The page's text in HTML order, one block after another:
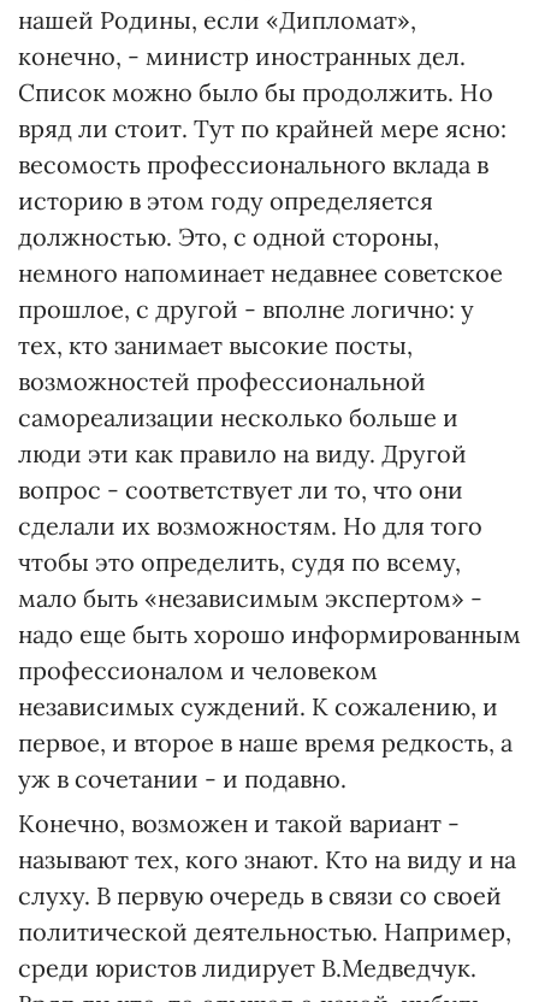
нашей Родины, если «Дипломат»,
конечно, - министр иностранных дел.
Список можно было бы продолжить. Но
вряд ли стоит. Тут по крайней мере ясно:
весомость профессионального вклада в
историю в этом году определяется
должностью. Это, с одной стороны,
немного напоминает недавнее советское
прошлое, с другой - вполне логично: у
тех, кто занимает высокие посты,
возможностей профессиональной
самореализации несколько больше и
люди эти как правило на виду. Другой
вопрос - соответствует ли то, что они
сделали их возможностям. Но для того
чтобы это определить, судя по всему,
мало быть «независимым экспертом» -
надо еще быть хорошо информированным
профессионалом и человеком
независимых суждений. К сожалению, и
первое, и второе в наше время редкость, а
уж в сочетании - и подавно.
Конечно, возможен и такой вариант -
называют тех, кого знают. Кто на виду и на
слуху. В первую очередь в связи со своей
политической деятельностью. Например,
среди юристов лидирует В.Медведчук.